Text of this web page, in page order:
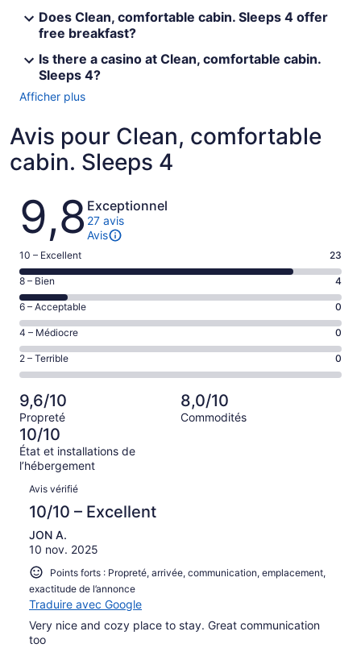
Does Clean, comfortable cabin. Sleeps 4 offer
free breakfast?
Is there a casino at Clean, comfortable cabin.
Sleeps 4?
Afficher plus
Avis pour Clean, comfortable
cabin. Sleeps 4
Avis
9,8 Exceptionnel
27 avis
Avis
Note
de 10
–
Excellent,
d’après
23 avis
sur 27.
10 – Excellent 23
Note
de 8
–
Bien,
d’après
4 avis
sur 27.
8 – Bien 4
Note
de 6
–
Acceptable,
d’après
sur 27.
6 – Acceptable 0
Note
de 4
–
Médiocre,
d’après
0 avis
sur 27.
4 – Médiocre 0
Note
de 2
–
Terrible,
d’après
0 avis
sur 27.
2 – Terrible 0
9,6/10
Propreté
8,0/10
Commodités
10/10
État et installations de
l’hébergement
Avis
Avis vérifié
10/10 – Excellent
JON A.
10 nov. 2025
Points forts : Propreté, arrivée, communication, emplacement,
exactitude de l’annonce
Traduire avec Google
Very nice and cozy place to stay. Great communication
too